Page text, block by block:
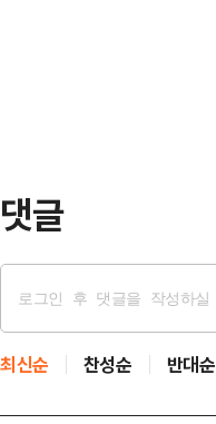
댓글
최신순 찬성순 반대순